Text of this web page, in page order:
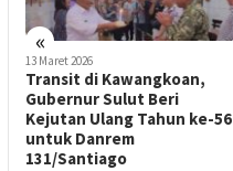
«
13 Maret 2026
Transit di Kawangkoan,
Gubernur Sulut Beri
Kejutan Ulang Tahun ke-56
untuk Danrem
131/Santiago